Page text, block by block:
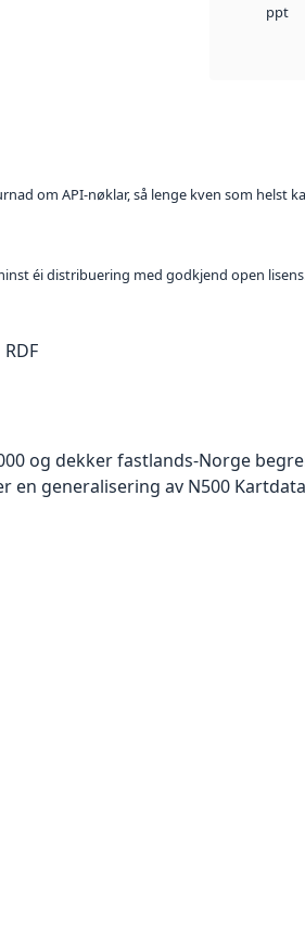
ppt
om API-nøklar, så lenge kven som helst
éi distribuering med godkjend open
RDF
og dekker fastlands-Norge
en generalisering av N500